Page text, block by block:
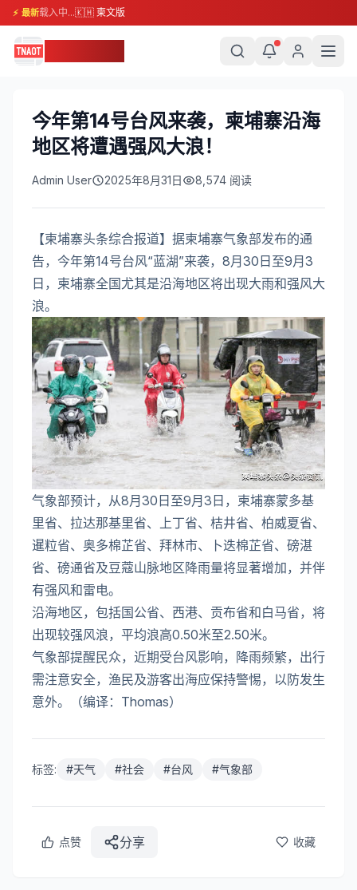
⚡ 最新载入中...🇰🇭 柬文版
今年第14号台风来袭，柬埔寨沿海
地区将遭遇强风大浪！
Admin User 2025年8月31日 8,574 阅读
【柬埔寨头条综合报道】据柬埔寨气象部发布的通
告，今年第14号台风“蓝湖”来袭，8月30日至9月3
日，柬埔寨全国尤其是沿海地区将出现大雨和强风大
浪。
气象部预计，从8月30日至9月3日，柬埔寨蒙多基
里省、拉达那基里省、上丁省、桔井省、柏威夏省、
暹粒省、奥多棉芷省、拜林市、卜迭棉芷省、磅湛
省、磅通省及豆蔻山脉地区降雨量将显著增加，并伴
有强风和雷电。
沿海地区，包括国公省、西港、贡布省和白马省，将
出现较强风浪，平均浪高0.50米至2.50米。
气象部提醒民众，近期受台风影响，降雨频繁，出行
需注意安全，渔民及游客出海应保持警惕，以防发生
意外。（编译：Thomas）
标签: #天气 #社会 #台风 #气象部
点赞 分享 收藏